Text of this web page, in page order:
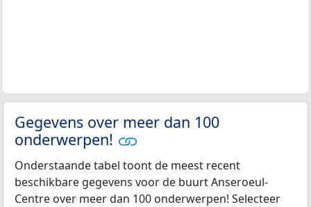
Gegevens over meer dan 100
onderwerpen!
Onderstaande tabel toont de meest recent
beschikbare gegevens voor de buurt Anseroeul-
Centre over meer dan 100 onderwerpen! Selecteer